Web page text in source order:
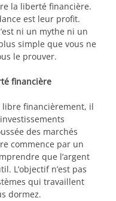
la liberté financière.
est leur profit.
ni un mythe ni un
simple que vous ne
le prouver.
financière
financièrement, il
des marchés
commence par un
que l’argent
L’objectif n’est pas
qui travaillent
dormez.